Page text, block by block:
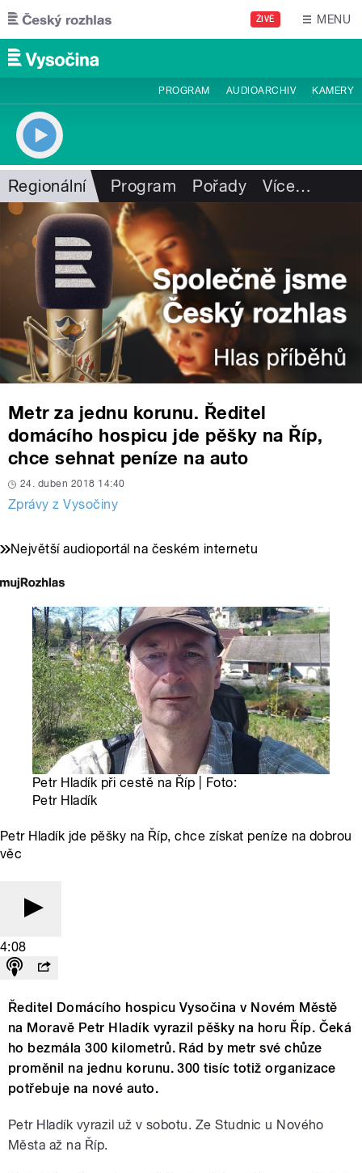
Přejít k hlavnímu obsahu
ŽIVĚ MENU
PROGRAM AUDIOARCHIV KAMERY
Regionální Program Pořady Více…
Metr za jednu korunu. Ředitel
domácího hospicu jde pěšky na Říp,
chce sehnat peníze na auto
24. duben 2018 14:40
Zprávy z Vysočiny
Největší audioportál na českém internetu
Petr Hladík při cestě na Říp | Foto:
Petr Hladík
Petr Hladík jde pěšky na Říp, chce získat peníze na dobrou
věc
4:08
Ředitel Domácího hospicu Vysočina v Novém Městě
na Moravě Petr Hladík vyrazil pěšky na horu Říp. Čeká
ho bezmála 300 kilometrů. Rád by metr své chůze
proměnil na jednu korunu. 300 tisíc totiž organizace
potřebuje na nové auto.
Petr Hladík vyrazil už v sobotu. Ze Studnic u Nového
Města až na Říp.